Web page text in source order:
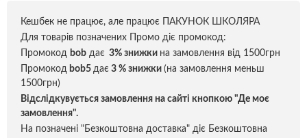
Кешбек не працює, але працює ПАКУНОК ШКОЛЯРА
Для товарів позначених Промо діє промокод:
Промокод bob дає 3% знижки на замовлення від 1500грн
Промокод bob5 дає 3 % знижки (на замовлення меньш
1500грн)
Відслідкувується замовлення на сайті кнопкою "Де моє
замовлення".
На позначені "Безкоштовна доставка" діє Безкоштовна